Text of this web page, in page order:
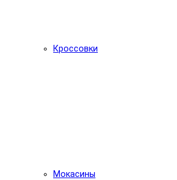
Кроссовки
Мокасины